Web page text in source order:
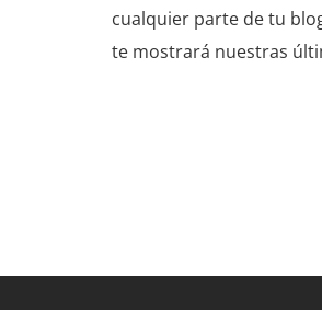
cualquier parte de tu
te mostrará nuestras